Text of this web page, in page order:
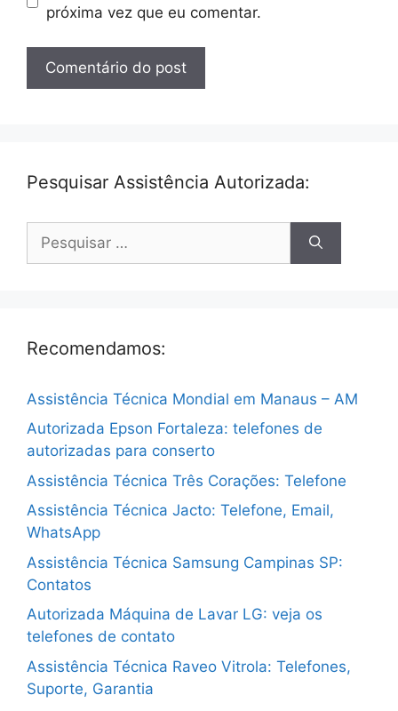
próxima vez que eu comentar.
Pesquisar Assistência Autorizada:
por:
Recomendamos:
Assistência Técnica Mondial em Manaus – AM
Autorizada Epson Fortaleza: telefones de
autorizadas para conserto
Assistência Técnica Três Corações: Telefone
Assistência Técnica Jacto: Telefone, Email,
WhatsApp
Assistência Técnica Samsung Campinas SP:
Contatos
Autorizada Máquina de Lavar LG: veja os
telefones de contato
Assistência Técnica Raveo Vitrola: Telefones,
Suporte, Garantia